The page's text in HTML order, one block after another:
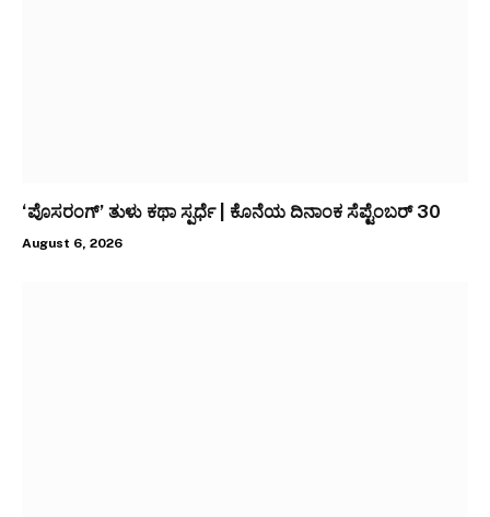
‘ಪೊಸರಂಗ್’ ತುಳು ಕಥಾ ಸ್ಪರ್ಧೆ | ಕೊನೆಯ ದಿನಾಂಕ ಸೆಪ್ಟೆಂಬರ್ 30
August 6, 2026